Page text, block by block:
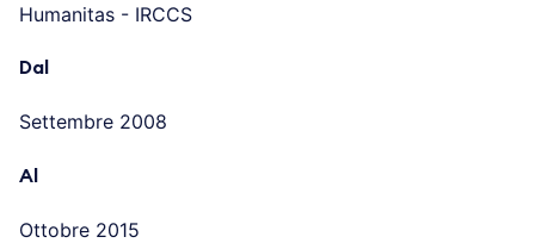
Humanitas - IRCCS
Dal
Settembre 2008
Al
Ottobre 2015